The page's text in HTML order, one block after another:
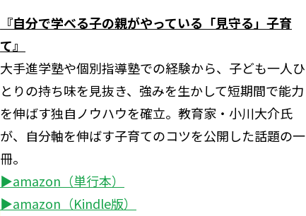
『自分で学べる子の親がやっている「見守る」子育
て』
大手進学塾や個別指導塾での経験から、子ども一人ひ
とりの持ち味を見抜き、強みを生かして短期間で能力
を伸ばす独自ノウハウを確立。教育家・小川大介氏
が、自分軸を伸ばす子育てのコツを公開した話題の一
冊。
▶amazon（単行本）
▶amazon（Kindle版）